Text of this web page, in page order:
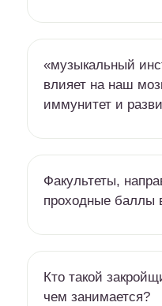
«музыкальный
влияет на наш
иммунитет и
Факультеты,
проходные баллы
Кто такой
чем занимается?